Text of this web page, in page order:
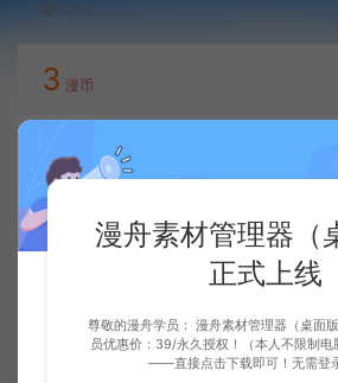
4,503
3 漫币
立即下载
漫舟素材管理器（
正式上线
尊敬的漫舟学员： 漫舟素材管理器（桌面
员优惠价：39/永久授权！（本人不限制电
——直接点击下载即可！无需登